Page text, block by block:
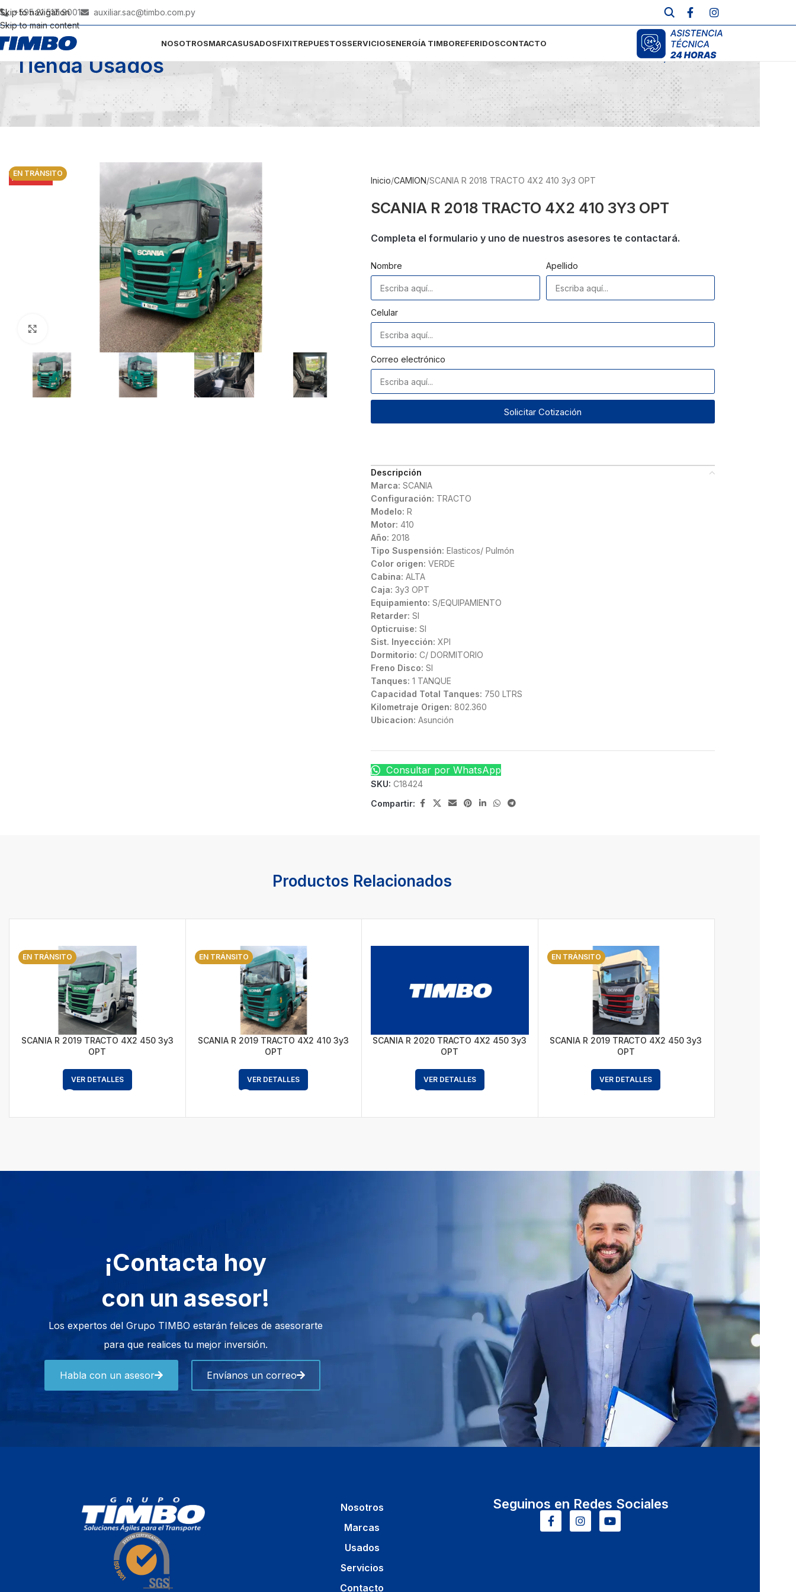
Skip to navigation
Skip to main content
+595 21 517 9001 auxiliar.sac@timbo.com.py
NOSOTROSMARCASUSADOSFIXITREPUESTOSSERVICIOSENERGÍA TIMBOREFERIDOSCONTACTO
Tienda Usados Inicio/ Usados
EN TRÁNSITO
AGOTADO
Click para agrandar
Inicio CAMION SCANIA R 2018 TRACTO 4X2 410 3y3 OPT
SCANIA R 2018 TRACTO 4X2 410 3Y3 OPT
Completa el formulario y uno de nuestros asesores te contactará.
Nombre Apellido
Celular
Correo electrónico
Solicitar Cotización
Descripción
Marca: SCANIA
Configuración: TRACTO
Modelo: R
Motor: 410
Año: 2018
Tipo Suspensión: Elasticos/ Pulmón
Color origen: VERDE
Cabina: ALTA
Caja: 3y3 OPT
Equipamiento: S/EQUIPAMIENTO
Retarder: SI
Opticruise: SI
Sist. Inyección: XPI
Dormitorio: C/ DORMITORIO
Freno Disco: SI
Tanques: 1 TANQUE
Capacidad Total Tanques: 750 LTRS
Kilometraje Origen: 802.360
Ubicacion: Asunción
Consultar por WhatsApp
SKU: C18424
Compartir:
Productos Relacionados
EN TRÁNSITO
SCANIA R 2019 TRACTO 4X2 450 3y3
OPT
VER DETALLES
EN TRÁNSITO
SCANIA R 2019 TRACTO 4X2 410 3y3
OPT
VER DETALLES
SCANIA R 2020 TRACTO 4X2 450 3y3
OPT
VER DETALLES
EN TRÁNSITO
SCANIA R 2019 TRACTO 4X2 450 3y3
OPT
VER DETALLES
¡Contacta hoy
con un asesor!
Los expertos del Grupo TIMBO estarán felices de asesorarte
para que realices tu mejor inversión.
Habla con un asesor Envíanos un correo
Nosotros
Marcas
Usados
Servicios
Contacto
Seguinos en Redes Sociales